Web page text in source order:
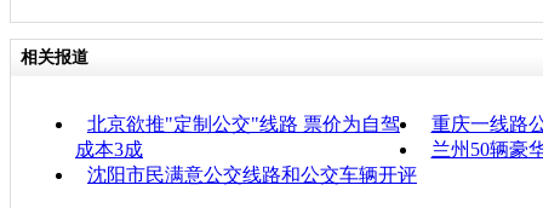
相关报道
北京欲推"定制公交"线路 票价为自驾
成本3成
重庆一线路
兰州50辆豪
沈阳市民满意公交线路和公交车辆开评